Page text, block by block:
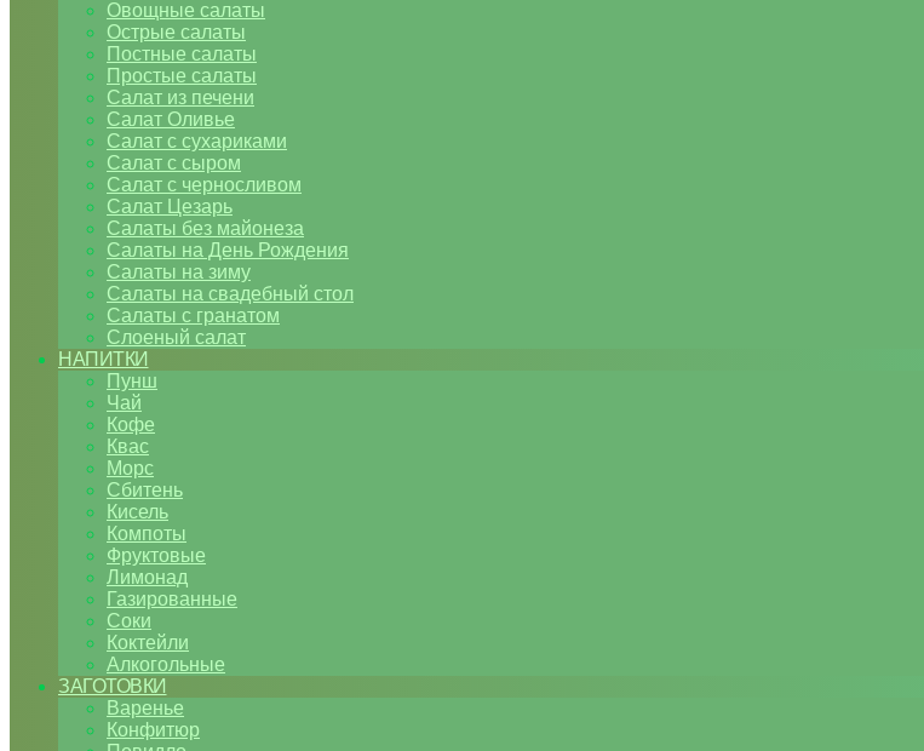
Овощные салаты
Острые салаты
Постные салаты
Простые салаты
Салат из печени
Салат Оливье
Салат с сухариками
Салат с сыром
Салат с черносливом
Салат Цезарь
Салаты без майонеза
Салаты на День Рождения
Салаты на зиму
Салаты на свадебный стол
Салаты с гранатом
Слоеный салат
НАПИТКИ
Пунш
Чай
Кофе
Квас
Морс
Сбитень
Кисель
Компоты
Фруктовые
Лимонад
Газированные
Соки
Коктейли
Алкогольные
ЗАГОТОВКИ
Варенье
Конфитюр